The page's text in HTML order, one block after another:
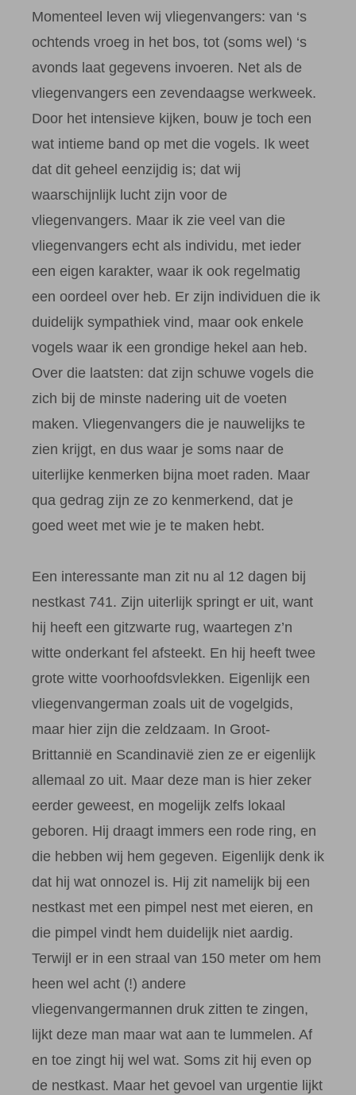
Momenteel leven wij vliegenvangers: van ‘s
ochtends vroeg in het bos, tot (soms wel) ‘s
avonds laat gegevens invoeren. Net als de
vliegenvangers een zevendaagse werkweek.
Door het intensieve kijken, bouw je toch een
wat intieme band op met die vogels. Ik weet
dat dit geheel eenzijdig is; dat wij
waarschijnlijk lucht zijn voor de
vliegenvangers. Maar ik zie veel van die
vliegenvangers echt als individu, met ieder
een eigen karakter, waar ik ook regelmatig
een oordeel over heb. Er zijn individuen die ik
duidelijk sympathiek vind, maar ook enkele
vogels waar ik een grondige hekel aan heb.
Over die laatsten: dat zijn schuwe vogels die
zich bij de minste nadering uit de voeten
maken. Vliegenvangers die je nauwelijks te
zien krijgt, en dus waar je soms naar de
uiterlijke kenmerken bijna moet raden. Maar
qua gedrag zijn ze zo kenmerkend, dat je
goed weet met wie je te maken hebt.
Een interessante man zit nu al 12 dagen bij
nestkast 741. Zijn uiterlijk springt er uit, want
hij heeft een gitzwarte rug, waartegen z’n
witte onderkant fel afsteekt. En hij heeft twee
grote witte voorhoofdsvlekken. Eigenlijk een
vliegenvangerman zoals uit de vogelgids,
maar hier zijn die zeldzaam. In Groot-
Brittannië en Scandinavië zien ze er eigenlijk
allemaal zo uit. Maar deze man is hier zeker
eerder geweest, en mogelijk zelfs lokaal
geboren. Hij draagt immers een rode ring, en
die hebben wij hem gegeven. Eigenlijk denk ik
dat hij wat onnozel is. Hij zit namelijk bij een
nestkast met een pimpel nest met eieren, en
die pimpel vindt hem duidelijk niet aardig.
Terwijl er in een straal van 150 meter om hem
heen wel acht (!) andere
vliegenvangermannen druk zitten te zingen,
lijkt deze man maar wat aan te lummelen. Af
en toe zingt hij wel wat. Soms zit hij even op
de nestkast. Maar het gevoel van urgentie lijkt